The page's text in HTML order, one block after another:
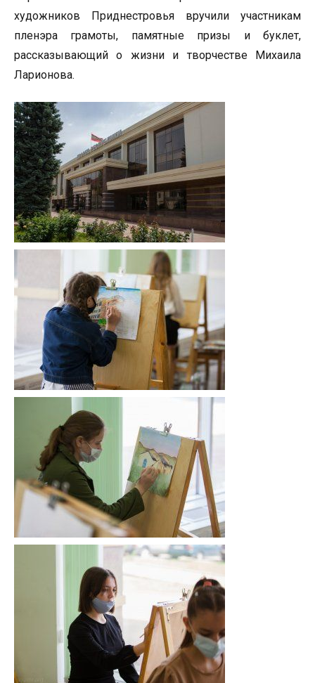
художников Приднестровья вручили участникам
пленэра грамоты, памятные призы и буклет,
рассказывающий о жизни и творчестве Михаила
Ларионова.